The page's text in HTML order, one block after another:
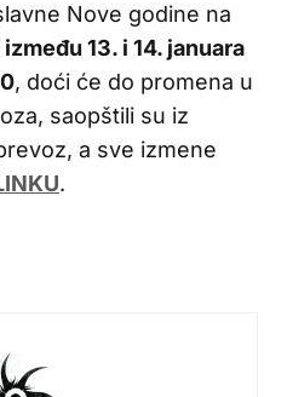
Nove godine na
13. i 14. januara
, doći će do promena u
saopštili su iz
a sve izmene
.